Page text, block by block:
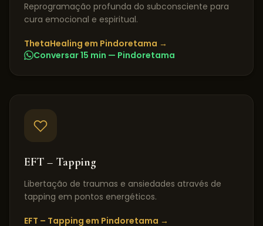
Reprogramação profunda do subconsciente para
cura emocional e espiritual.
ThetaHealing em Pindoretama →
Conversar 15 min — Pindoretama
EFT – Tapping
Libertação de traumas e ansiedades através de
tapping em pontos energéticos.
EFT – Tapping em Pindoretama →